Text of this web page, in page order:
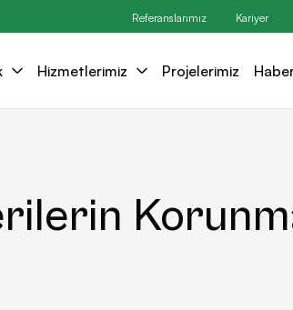
Referanslarımız Kariyer
Hizmetlerimiz Projelerimiz